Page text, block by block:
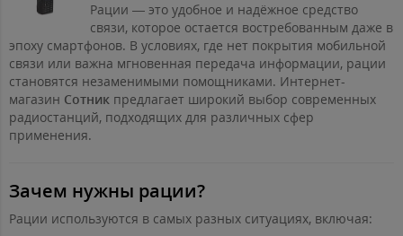
Рации — это удобное и надёжное средство
связи, которое остается востребованным даже в
эпоху смартфонов. В условиях, где нет покрытия мобильной
связи или важна мгновенная передача информации, рации
становятся незаменимыми помощниками. Интернет-
магазин Сотник предлагает широкий выбор современных
радиостанций, подходящих для различных сфер
применения.
Зачем нужны рации?
Рации используются в самых разных ситуациях, включая: